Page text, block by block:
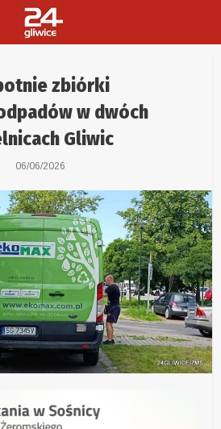
zbiórki
w dwóch
Gliwic
06/06/2026